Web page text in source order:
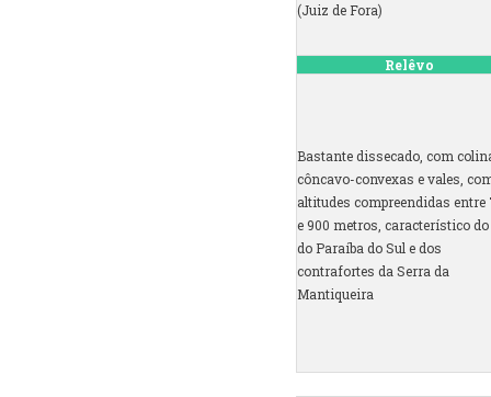
(Juiz de Fora)
Relêvo
Bastante dissecado, com
côncavo-convexas e vales,
altitudes compreendidas entre
e 900 metros, característico do
do Paraíba do Sul e dos
contrafortes da Serra da
Mantiqueira